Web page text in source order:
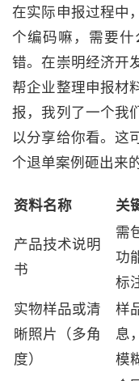
在实际申报过程中
个编码嘛，需要
错。在崇明经济开
帮企业整理申报材
报，我列了一个我
以分享给你看。这
个退单案例砸出来
资料名称
关
产品技术说明
书
需
功
标
实物样品或清
晰照片（多角
度）
样
息
模